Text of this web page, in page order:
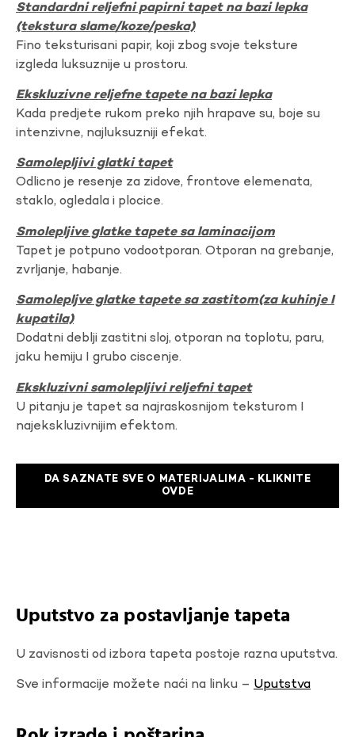
Standardni reljefni papirni tapet na bazi lepka
(tekstura slame/koze/peska)
Fino teksturisani papir, koji zbog svoje teksture
izgleda luksuznije u prostoru.
Ekskluzivne reljefne tapete na bazi lepka
Kada predjete rukom preko njih hrapave su, boje su
intenzivne, najluksuzniji efekat.
Samolepljivi glatki tapet
Odlicno je resenje za zidove, frontove elemenata,
staklo, ogledala i plocice.
Smolepljive glatke tapete sa laminacijom
Tapet je potpuno vodootporan. Otporan na grebanje,
zvrljanje, habanje.
Samolepljve glatke tapete sa zastitom(za kuhinje I
kupatila)
Dodatni deblji zastitni sloj, otporan na toplotu, paru,
jaku hemiju I grubo ciscenje.
Ekskluzivni samolepljivi reljefni tapet
U pitanju je tapet sa najraskosnijom teksturom I
najekskluzivnijim efektom.
DA SAZNATE SVE O MATERIJALIMA - KLIKNITE
OVDE
Uputstvo za postavljanje tapeta
U zavisnosti od izbora tapeta postoje razna uputstva.
Sve informacije možete naći na linku – Uputstva